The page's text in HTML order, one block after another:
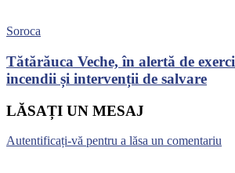
Soroca
Tătărăuca Veche, în alertă de
incendii și intervenții de salvare
LĂSAȚI UN MESAJ
Autentificați-vă pentru a lăsa un comentariu